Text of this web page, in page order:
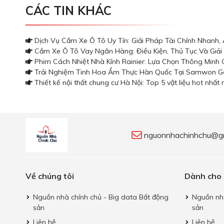
CÁC TIN KHÁC
Dịch Vụ Cầm Xe Ô Tô Uy Tín: Giải Pháp Tài Chính
Cầm Xe Ô Tô Vay Ngân Hàng: Điều Kiện, Thủ Tục Và
Phim Cách Nhiệt Nhà Kính Rainier: Lựa Chọn Thông
Trải Nghiệm Tinh Hoa Ẩm Thực Hàn Quốc Tại Samwon
Thiết kế nội thất chung cư Hà Nội: Top 5 vật liệu hot nhất
Về chúng tôi
Nguồn nhà chính chủ - Big data Bất động
sản
Liên hệ
Dành
Nguồn
sản
Liên hệ